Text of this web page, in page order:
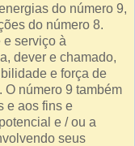
do número 9,
do número 8.
e serviço à
dever e chamado,
e força de
O número 9 também
e aos fins e
e / ou a
seus